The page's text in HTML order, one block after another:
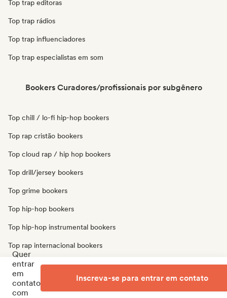
Top trap editoras
Top trap rádios
Top trap influenciadores
Top trap especialistas em som
Bookers Curadores/profissionais por subgênero
Top chill / lo-fi hip-hop bookers
Top rap cristão bookers
Top cloud rap / hip hop bookers
Top drill/jersey bookers
Top grime bookers
Top hip-hop bookers
Top hip-hop instrumental bookers
Top rap internacional bookers
Top rap em inglês bookers
Top rap francês bookers
Quer
entrar
em
contato
com
Inscreva-se para entrar em contato